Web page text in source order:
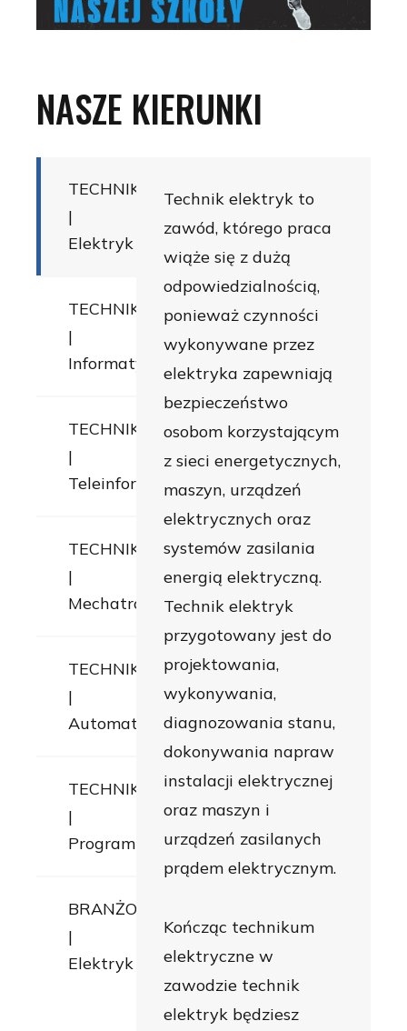
NASZE KIERUNKI
TECHNIKUM
|
Elektryk
TECHNIKUM
|
Informatyk
TECHNIKUM
|
Teleinformatyk
TECHNIKUM
|
Mechatronik
TECHNIKUM
|
Automatyk
TECHNIKUM
|
Programista
BRANŻOWA
|
Elektryk
Technik elektryk to
zawód, którego praca
wiąże się z dużą
odpowiedzialnością,
ponieważ czynności
wykonywane przez
elektryka zapewniają
bezpieczeństwo
osobom korzystającym
z sieci energetycznych,
maszyn, urządzeń
elektrycznych oraz
systemów zasilania
energią elektryczną.
Technik elektryk
przygotowany jest do
projektowania,
wykonywania,
diagnozowania stanu,
dokonywania napraw
instalacji elektrycznej
oraz maszyn i
urządzeń zasilanych
prądem elektrycznym.
Kończąc technikum
elektryczne w
zawodzie technik
elektryk będziesz